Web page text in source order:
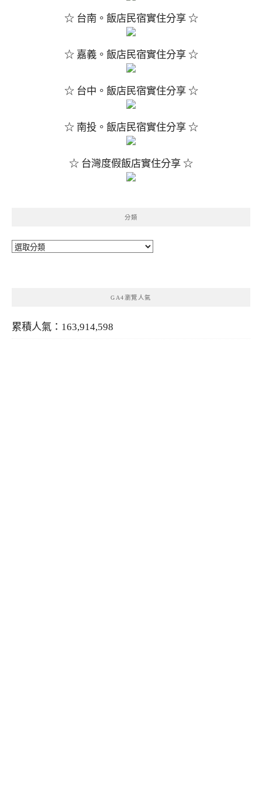
☆ 台南。飯店民宿實住分享 ☆
☆ 嘉義。飯店民宿實住分享 ☆
☆ 台中。飯店民宿實住分享 ☆
☆ 南投。飯店民宿實住分享 ☆
☆ 台灣度假飯店實住分享 ☆
分類
分
GA4瀏覽人氣
累積人氣：163,914,598